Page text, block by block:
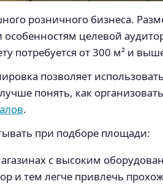
розничного бизнеса.
целевой
потребуется от 300 м² и
позволяет
понять, как
.
при подборе площади:
с высоким
и тем легче привлечь